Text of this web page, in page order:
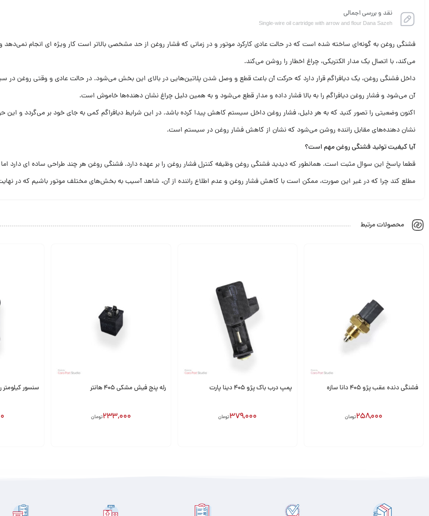
نقد و بررسی اجمالی
Single-wire oil cartridge with arrow and flour Dana Sazeh
فشنگی روغن به گونه‌ای ساخته شده است که در حالت عادی کارکرد موتور و در زمانی که فشار روغن از حد مشخصی بالاتر است کار ویژه ای انجام
می‌کند، با اتصال یک مدار الکتریکی، چراغ اخطار را روشن می‌کند.
داخل فشنگی روغن، یک دیافراگم قرار دارد که حرکت آن باعث قطع و وصل شدن پلاتین‌هایی در بالای این بخش می‌شود. در حالت عادی و وقتی روغن در
آن می‌شود و فشار روغن دیافراگم را به بالا فشار داده و مدار قطع می‌شود و به همین دلیل چراغ نشان دهنده‌ها خاموش است.
اکنون وضعیتی را تصور کنید که به هر دلیل، فشار روغن داخل سیستم کاهش پیدا کرده باشد. در این شرایط دیافراگم کمی به جای خود بر می‌گردد و این
نشان دهنده‌های مقابل راننده روشن می‌شود که نشان از کاهش فشار روغن در سیستم است.
آیا کیفیت تولید فشنگی روغن مهم است؟
قطعا پاسخ این سوال مثبت است. همانطور که دیدید فشنگی روغن وظیفه کنترل فشار روغن را بر عهده دارد. فشنگی روغن هر چند طراحی ساده ای دارد اما
مطلع کند چرا که در غیر این صورت، ممکن است با کاهش فشار روغن و عدم اطلاع راننده از آن، شاهد آسیب به بخش‌های مختلف موتور باشیم که در
محصولات مرتبط
فشنگی دنده عقب پژو 405 دانا سازه
258,000تومان
پمپ درب باک پژو 405 دینا پارت
379,000تومان
رله پنج فیش مشکی 405 هانتر
233,000تومان
سنسور کیلومتر